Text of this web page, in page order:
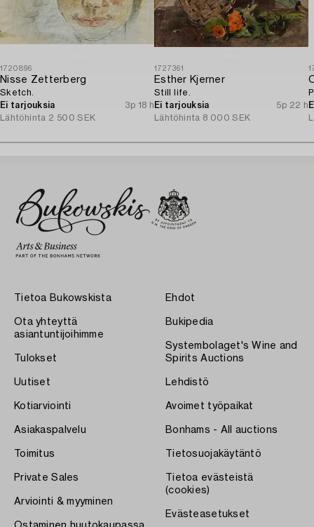
1720896
Nisse Zetterberg
Sketch.
Ei tarjouksia
3p 18 h
Lähtöhinta 2 500 SEK
1727361
Esther Kjerner
Still life.
Ei tarjouksia
5p 22 h
Lähtöhinta 8 000 SEK
Tietoa Bukowskista
Ota yhteyttä
asiantuntijoihimme
Tulokset
Uutiset
Kotiarviointi
Asiakaspalvelu
Toimitus
Private Sales
Arviointi & myyminen
Ehdot
Bukipedia
Systembolaget's Wine and
Spirits Auctions
Lehdistö
Avoimet työpaikat
Bonhams - All auctions
Tietosuojakäytäntö
Tietoa evästeistä
(cookies)
Evästeasetukset